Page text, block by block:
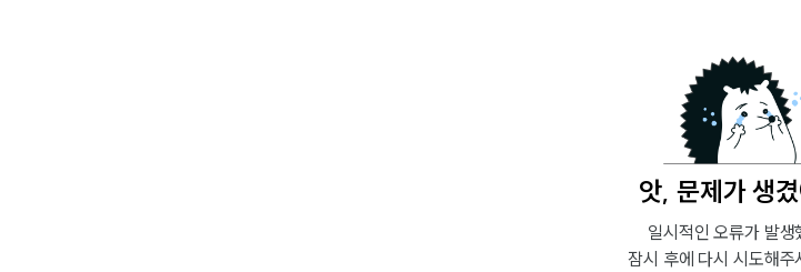
앗, 문제가 생
일시적인 오류가 발생
잠시 후에 다시 시도해주